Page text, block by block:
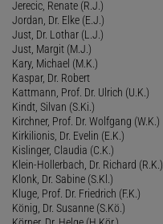
Jerecic, Renate (R.J.)
Jordan, Dr. Elke (E.J.)
Just, Dr. Lothar (L.J.)
Just, Margit (M.J.)
Kary, Michael (M.K.)
Kaspar, Dr. Robert
Kattmann, Prof. Dr. Ulrich (U.K.)
Kindt, Silvan (S.Ki.)
Kirchner, Prof. Dr. Wolfgang (W.K.)
Kirkilionis, Dr. Evelin (E.K.)
Kislinger, Claudia (C.K.)
Klein-Hollerbach, Dr. Richard (R.K.)
Klonk, Dr. Sabine (S.Kl.)
Kluge, Prof. Dr. Friedrich (F.K.)
König, Dr. Susanne (S.Kö.)